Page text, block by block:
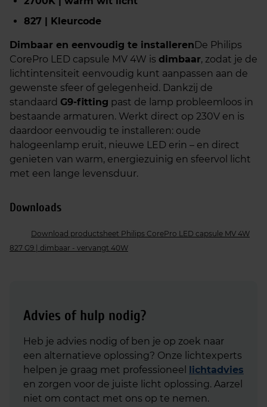
827 | Kleurcode
Dimbaar en eenvoudig te installerenDe Philips
CorePro LED capsule MV 4W is dimbaar, zodat je de
lichtintensiteit eenvoudig kunt aanpassen aan de
gewenste sfeer of gelegenheid. Dankzij de
standaard G9-fitting past de lamp probleemloos in
bestaande armaturen. Werkt direct op 230V en is
daardoor eenvoudig te installeren: oude
halogeenlamp eruit, nieuwe LED erin – en direct
genieten van warm, energiezuinig en sfeervol licht
met een lange levensduur.
Downloads
Download productsheet Philips CorePro LED capsule MV 4W
827 G9 | dimbaar - vervangt 40W
Advies of hulp nodig?
Heb je advies nodig of ben je op zoek naar
een alternatieve oplossing? Onze lichtexperts
helpen je graag met professioneel lichtadvies
en zorgen voor de juiste licht oplossing. Aarzel
niet om contact met ons op te nemen.